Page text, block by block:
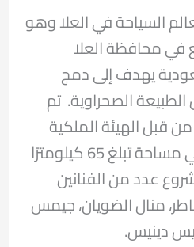
السياحة في العلا وهو
في محافظة العلا
يهدف إلى دمج
الصحراوية. تم
إطلاقه في عام 2022 من قبل الهيئة الملكية
لمحافظة العلا ويغطي مساحة تبلغ 65 كيلومترًا
عدد من الفنانين
منال الضويان، جيمس
دينيس.